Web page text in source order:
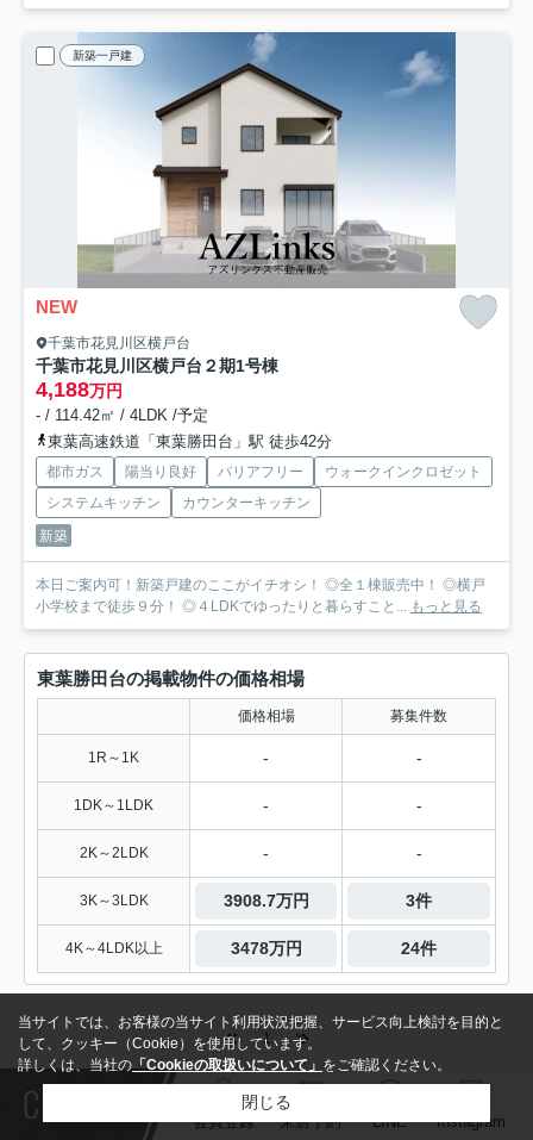
新築一戸建
NEW
千葉市花見川区横戸台
千葉市花見川区横戸台２期1号棟
4,188万円
- / 114.42㎡ / 4LDK /予定
東葉高速鉄道「東葉勝田台」駅 徒歩42分
都市ガス 陽当り良好 バリアフリー
ウォークインクロゼット
システムキッチン
カウンターキッチン
新築
本日ご案内可！新築戸建のここがイチオシ！ ◎全１棟販売中！ ◎横戸
小学校まで徒歩９分！ ◎４LDKでゆったりと暮らすこと...
もっと見る
東葉勝田台の掲載物件の価格相場
価格相場 募集件数
1R～1K - -
1DK～1LDK - -
2K～2LDK - -
3K～3LDK 3908.7万円 3件
4K～4LDK以上 3478万円 24件
1
東葉高速鉄道の戸建一覧 東葉高速鉄道 東葉勝田台駅の戸建一覧
Contact 会員登録 来店予約 LINE Instagram
当サイトでは、お客様の当サイト利用状況把握、サービス向上検討を目的と
して、クッキー（Cookie）を使用しています。
詳しくは、当社の「Cookieの取扱いについて」 をご確認ください。
閉じる